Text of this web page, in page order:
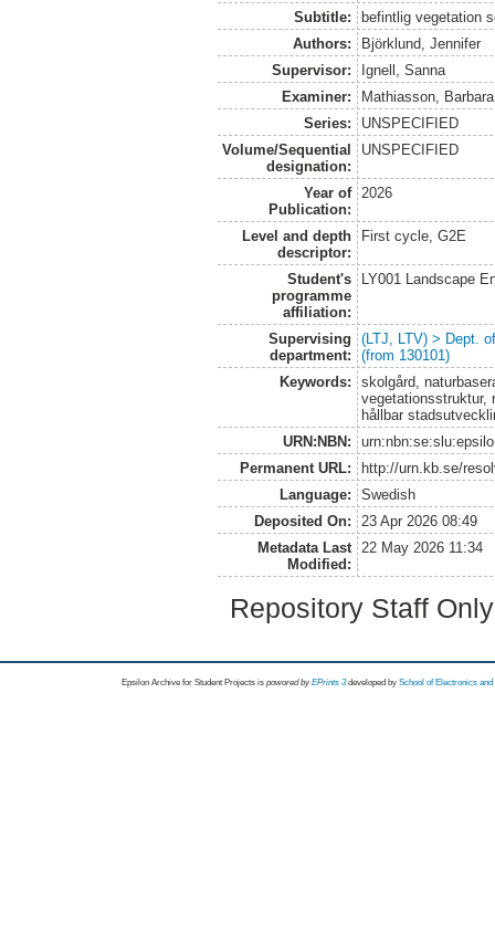
Subtitle:
befintlig vegetation
Authors:
Björklund, Jennifer
Supervisor:
Ignell, Sanna
Examiner:
Mathiasson, Barbara
Series:
UNSPECIFIED
Volume/Sequential
designation:
UNSPECIFIED
Year of
Publication:
2026
Level and depth
descriptor:
First cycle, G2E
Student's
programme
affiliation:
LY001 Landscape
Supervising
department:
(LTJ, LTV) > Dept.
(from 130101)
Keywords:
skolgård,
vegetationsstruktur,
hållbar
URN:NBN:
Permanent URL:
http://urn.kb.se/
Language:
Swedish
Deposited On:
23 Apr 2026 08:49
Metadata Last
Modified:
22 May 2026 11:34
Repository Staff
Epsilon Archive for Student Projects is powored byEPrints 3 developed by School of Electronics